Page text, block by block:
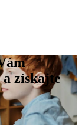
získajte